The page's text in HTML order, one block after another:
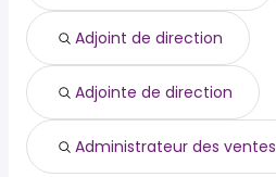
Adjoint de direction
Adjointe de direction
Administrateur des ventes